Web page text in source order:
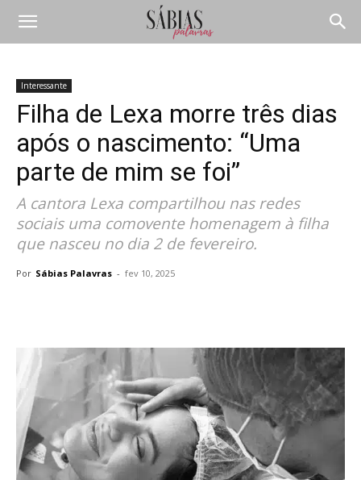
Interessante
Filha de Lexa morre três dias
após o nascimento: “Uma
parte de mim se foi”
A cantora Lexa compartilhou nas redes
sociais uma comovente homenagem à filha
que nasceu no dia 2 de fevereiro.
Por Sábias Palavras - fev 10, 2025